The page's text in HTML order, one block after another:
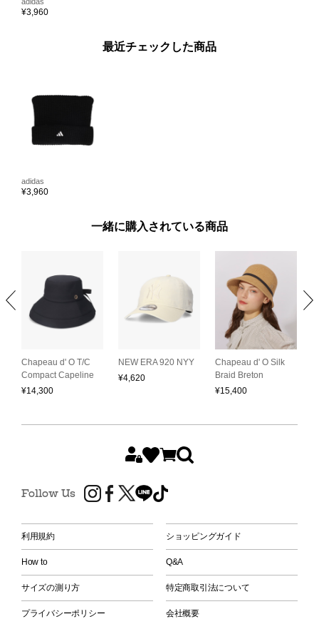
¥3,960
最近チェックした商品
adidas
¥3,960
一緒に購入されている商品
Chapeau d' O T/C
Compact Capeline
¥14,300
NEW ERA 920 NYY
¥4,620
Chapeau d' O Silk
Braid Breton
¥15,400
Follow Us
利用規約 ショッピングガイド
How to Q&A
サイズの測り方 特定商取引法について
プライバシーポリシー 会社概要